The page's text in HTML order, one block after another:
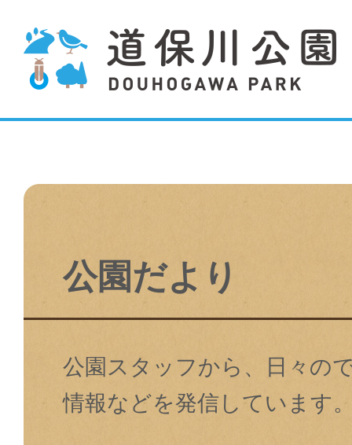
公園だより
公園スタッフから、⽇々の
情報などを発信しています